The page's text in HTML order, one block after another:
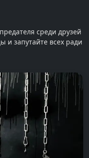
среди друзей
и запутайте всех ради